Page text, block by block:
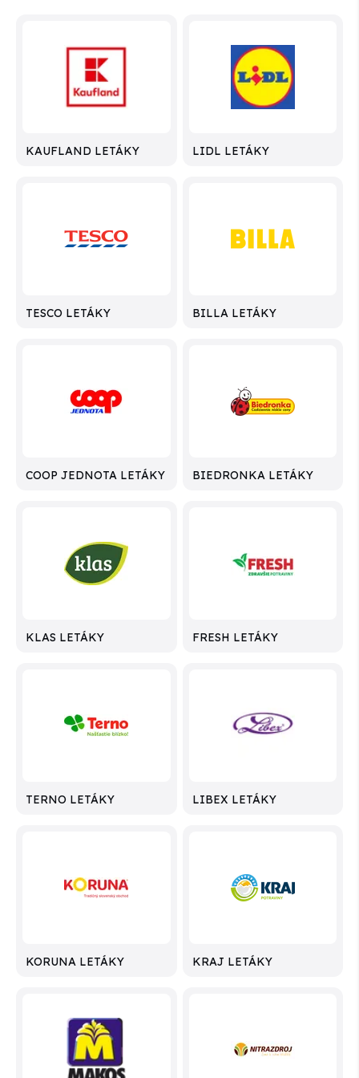
KAUFLAND LETÁKY LIDL LETÁKY
TESCO LETÁKY BILLA LETÁKY
COOP JEDNOTA LETÁKY BIEDRONKA LETÁKY
KLAS LETÁKY FRESH LETÁKY
TERNO LETÁKY LIBEX LETÁKY
KORUNA LETÁKY KRAJ LETÁKY